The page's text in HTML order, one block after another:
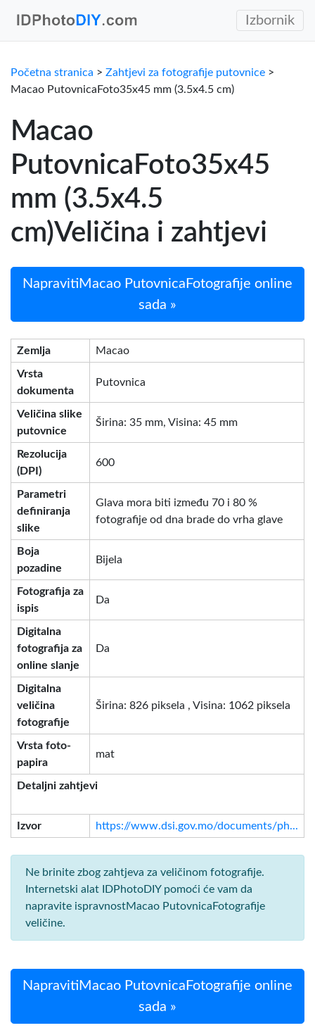
Izbornik
Početna stranica > Zahtjevi za fotografije putovnice >
Macao PutovnicaFoto35x45 mm (3.5x4.5 cm)
Macao
PutovnicaFoto35x45
mm (3.5x4.5
cm)Veličina i zahtjevi
NapravitiMacao PutovnicaFotografije online
sada »
Zemlja Macao
Vrsta
dokumenta
Putovnica
Veličina slike
putovnice
Širina: 35 mm, Visina: 45 mm
Rezolucija
(DPI)
600
Parametri
definiranja
slike
Glava mora biti između 70 i 80 %
fotografije od dna brade do vrha glave
Boja
pozadine
Bijela
Fotografija za
ispis
Da
Digitalna
fotografija za
online slanje
Da
Digitalna
veličina
fotografije
Širina: 826 piksela , Visina: 1062 piksela
Vrsta foto-
papira
mat
Detaljni zahtjevi
Izvor https://www.dsi.gov.mo/documents/ph...
Ne brinite zbog zahtjeva za veličinom fotografije.
Internetski alat IDPhotoDIY pomoći će vam da
napravite ispravnostMacao PutovnicaFotografije
veličine.
NapravitiMacao PutovnicaFotografije online
sada »